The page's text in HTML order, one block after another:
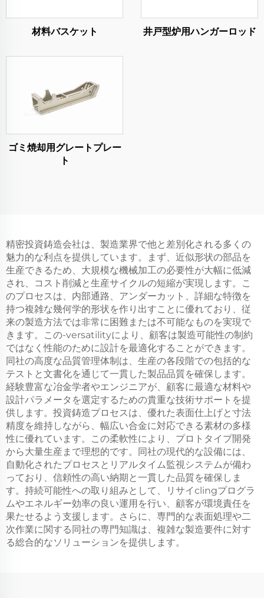
材料バスケット 井戸型炉用ハンガーロッド
ゴミ焼却用グレートプレー
ト
精密投資鋳造会社は、製造業界で他と差別化される多くの
魅力的な利点を提供しています。まず、近似形状の部品を
生産できるため、大規模な機械加工の必要性が大幅に低減
され、コスト削減と生産サイクルの短縮が実現します。こ
のプロセスは、内部通路、アンダーカット、詳細な特徴を
持つ複雑な幾何学的形状を作り出すことに優れており、従
来の製造方法では非常に困難または不可能なものを実現で
きます。この-versatilityにより、顧客は製造可能性の制約
ではなく性能のために設計を最適化することができます。
同社の高度な品質管理体制は、生産の各段階での包括的な
テストと文書化を通じて一貫した製品品質を確保します。
経験豊富な冶金学者やエンジニアが、顧客に最適な材料や
設計パラメータを選定するための貴重な技術サポートを提
供します。投資鋳造プロセスは、優れた表面仕上げと寸法
精度を維持しながら、幅広い合金に対応できる素材の多様
性に優れています。この柔軟性により、プロトタイプ開発
から大量生産まで理想的です。同社の現代的な設備には、
自動化されたプロセスとリアルタイム監視システムが備わ
っており、信頼性の高い納期と一貫した品質を確保しま
す。持続可能性への取り組みとして、リサイclingプログラ
ムやエネルギー効率の良い運用を行い、顧客が環境責任を
果たせるよう支援します。さらに、専門的な表面処理や二
次作業に関する同社の専門知識は、複雑な製造要件に対す
る総合的なソリューションを提供します。